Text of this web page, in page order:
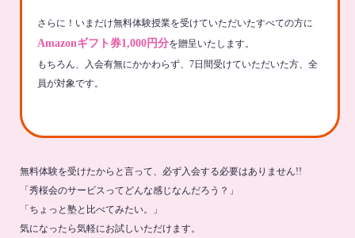
さらに！いまだけ無料体験授業を受けていただいたすべての方に
Amazonギフト券1,000円分を贈呈いたします。
もちろん、入会有無にかかわらず、7日間受けていただいた方、全
員が対象です。
無料体験を受けたからと言って、必ず入会する必要はありません!!
「秀桜会のサービスってどんな感じなんだろう？」
「ちょっと塾と比べてみたい。」
気になったら気軽にお試しいただけます。